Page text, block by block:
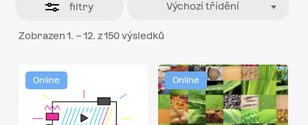
filtry
Zobrazen 1. – 12. z 150 výsledků
Výchozí třídění
Online Online